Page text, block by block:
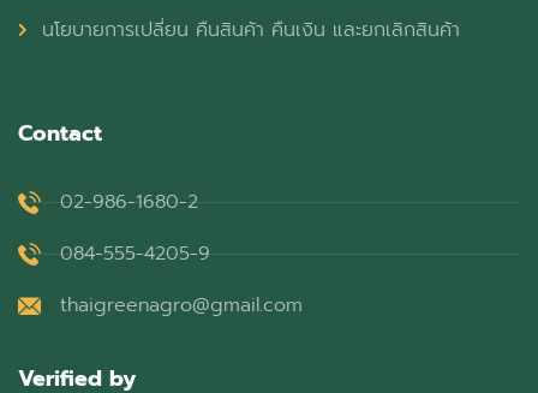
นโยบายการเปลี่ยน คืนสินค้า คืนเงิน และยกเลิกสินค้า
Contact
02-986-1680-2
084-555-4205-9
thaigreenagro@gmail.com
Verified by